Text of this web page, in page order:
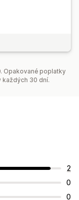
Opakované poplatky
každých 30 dní.
2
0
0